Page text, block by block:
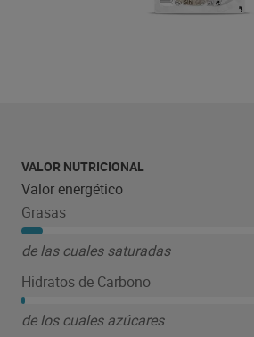
VALOR NUTRICIONAL
Valor energético
Grasas
de las cuales saturadas
Hidratos de Carbono
de los cuales azúcares